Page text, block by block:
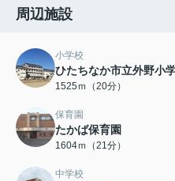
周辺施設
小学校
ひたちなか市立外野小
1525ｍ（20分）
保育園
たかば保育園
1604ｍ（21分）
中学校